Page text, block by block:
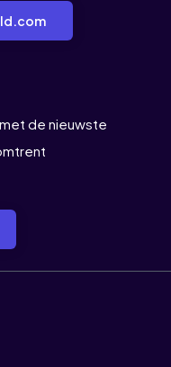
de nieuwste